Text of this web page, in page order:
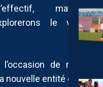
matchs
le volet
de nous
nouvelle entité qui a